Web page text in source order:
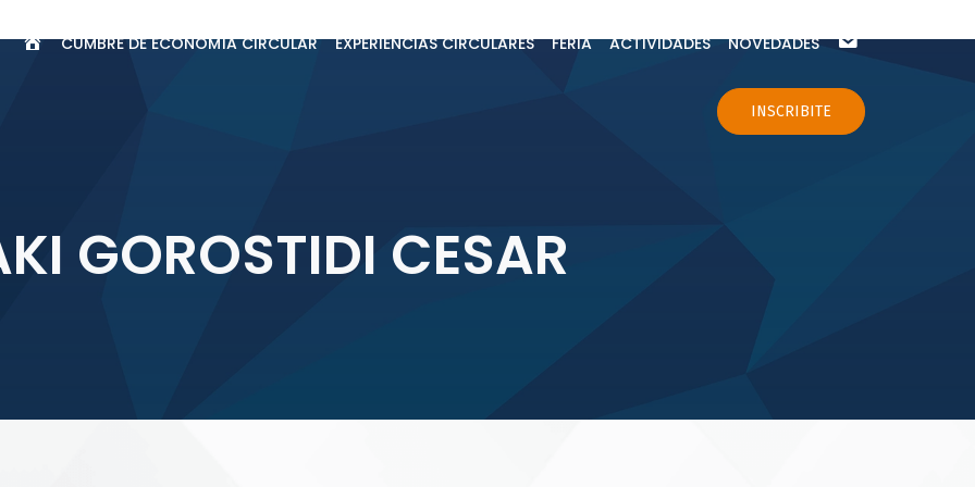
INICIOCUMBRE DE ECONOMÍA CIRCULAR EXPERIENCIAS CIRCULARES FERIA ACTIVIDADES NOVEDADES CONTACTO
INSCRIBITE
GOROSTIDI CESAR